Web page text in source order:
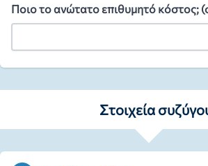
Ποιο το ανώτατο επιθυμητό κόστος;
Στοιχεία